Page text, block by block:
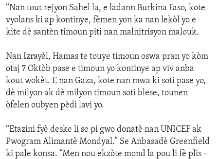
“Nan tout rejyon Sahel la, e ladann Burkina Faso, kote
vyolans ki ap kontinye, fèmen yon ka nan lekòl yo e
kite dè santèn timoun piti nan malnitrisyon malouk.
Nan Izrayèl, Hamas te touye timoun oswa pran yo kòm
otaj 7 Oktòb pase e timoun yo kontinye ap viv anba
kout wokèt. E nan Gaza, kote nan mwa ki soti pase yo,
dè milyon ak dè milyon timoun soti blese, tounen
òfelen oubyen pèdi lavi yo.
“Etazini fyè deske li se pi gwo donatè nan UNICEF ak
Pwogram Alimantè Mondyal.” Se Anbasadè Greenfield
ki pale konsa. “Men nou ekzòte mond la pou li fè plis –